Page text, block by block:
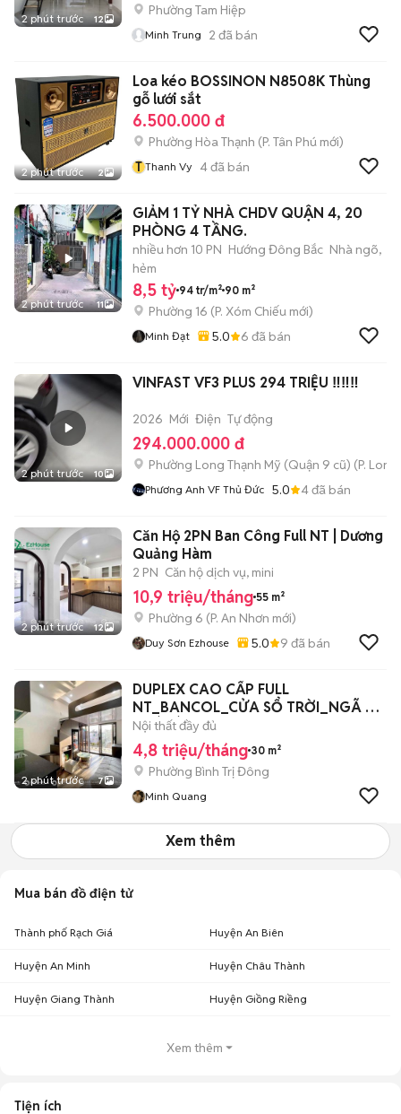
2 phút trước 12
Phường Tam Hiệp
Minh Trung 2 đã bán
2 phút trước 2
Loa kéo BOSSINON N8508K Thùng
gỗ lưới sắt
6.500.000 đ
Phường Hòa Thạnh (P. Tân Phú mới)
T Thanh Vy 4đã bán
2 phút trước 11
GIẢM 1 TỶ NHÀ CHDV QUẬN 4, 20
PHÒNG 4 TẦNG.
nhiều hơn 10 PN Hướng Đông Bắc Nhà ngõ,
hẻm
8,5 tỷ 94 tr/m² 90 m²
Phường 16 (P. Xóm Chiếu mới)
Minh Đạt 5.0 6 đã bán
2 phút trước 10
VINFAST VF3 PLUS 294 TRIỆU ‼️‼️‼️
2026 Mới Điện Tự động
294.000.000 đ
Phường Long Thạnh Mỹ (Quận 9 cũ) (P.
Phương Anh VF Thủ Đức 5.0 4đã bán
2 phút trước 12
Căn Hộ 2PN Ban Công Full NT | Dương
Quảng Hàm
2 PN Căn hộ dịch vụ, mini
10,9 triệu/tháng 55 m²
Phường 6 (P. An Nhơn mới)
Duy Sơn Ezhouse 5.0 9 đã bán
2 phút trước 7
DUPLEX CAO CẤP FULL
NT_BANCOL_CỬA SỔ TRỜI_NGÃ TƯ
HOÀ BÌNH
Nội thất đầy đủ
4,8 triệu/tháng 30 m²
Phường Bình Trị Đông
Minh Quang
Xem thêm
Mua bán đồ điện tử
Thành phố Rạch Giá Huyện An Biên
Huyện An Minh Huyện Châu Thành
Huyện Giang Thành Huyện Giồng Riềng
Xem thêm
Tiện ích